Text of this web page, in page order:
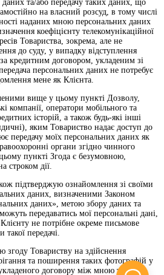
та/або передачу таких даних, що
на власний розсуд, в тому числі
наданих мною персональних даних
коефіцієнту телекомунікаційної
Товариства, зокрема, але не
до суду, у випадку відступлення
кредитним договором, укладеним зі
персональних даних не потребує
мене як Клієнта.
вище у цьому пункті Дозволу,
компанії, оператори мобільного та
історій, а також будь-які інші
яким Товариство надає доступ до
передачу моїх персональних даних як
органи згідно чинного
пункті Згода є безумовною,
строком дії.
підтверджую ознайомлення зі своїми
даних, визначеними Законом
даних», метою збору даних та
передаватись мої персональні дані,
не потрібне окреме письмове
передачі.
згоду Товариству на здійснення
та поширення таких фотографій у
договору між мною та